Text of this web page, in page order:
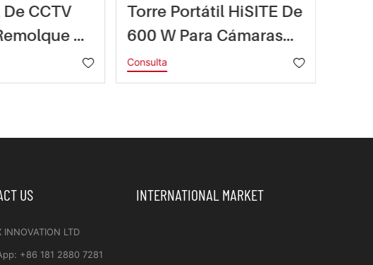
CCTV
Y
Años
Torre Portátil HiSITE De
600 W Para Cámaras
De Videovigilancia Con
Energía Solar.
Consulta
US
INNOVATION LTD
: +86 181 2880 7281
INTERNATIONAL MARKET